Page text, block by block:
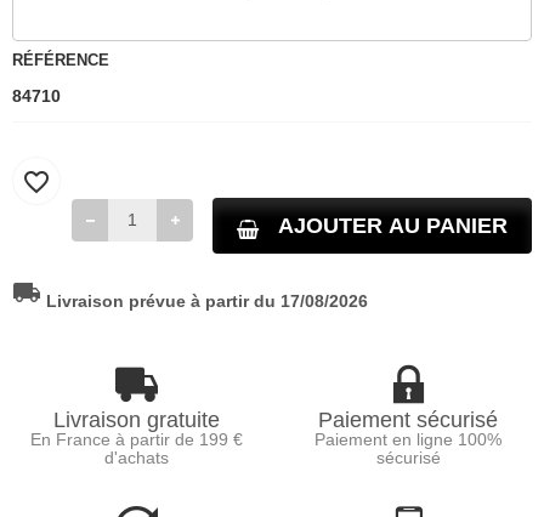
RÉFÉRENCE
84710
AJOUTER AU PANIER
favorite_border
local_shipping Livraison prévue à partir du 17/08/2026
Livraison gratuite
En France à partir de 199 €
d'achats
Paiement sécurisé
Paiement en ligne 100%
sécurisé